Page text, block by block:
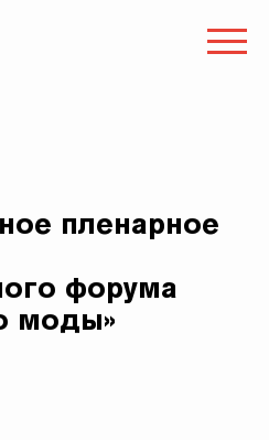
пленарное
форума
моды»